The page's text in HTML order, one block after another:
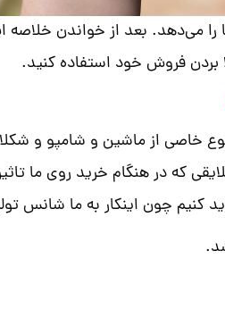
می‌دهد. بعد از خواندن خلاصه
بردن فروش خود استفاده کنید.
خاصی از ماشین و شامپو و
که در هنگام خرید روی ما
کنیم چون اینکار به ما شانس